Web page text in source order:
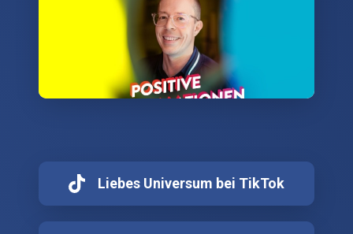
Positive Affirmationen Podcast 🎵
Hör dir jetzt die neue Folge des Podcasts an.
Positive Affirmationen zu wichtigen
Herzensthemen - jede Woche neu. ❤️
Liebes Universum bei TikTok